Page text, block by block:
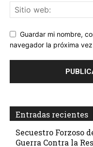
Guardar mi nombre,
navegador la próxima
Entradas recientes
Secuestro Forzoso
Guerra Contra la